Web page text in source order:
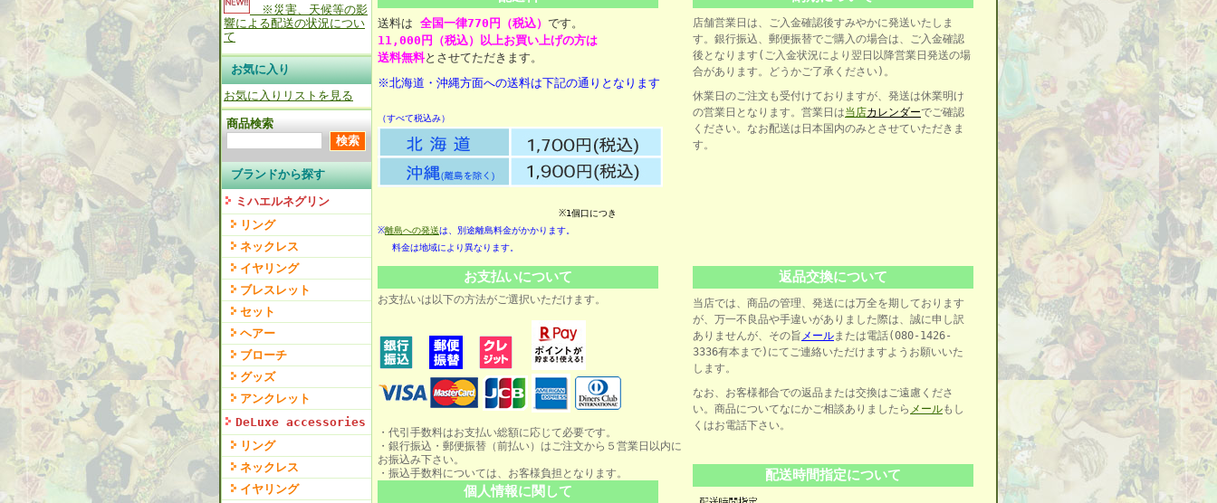
※災害、天候等の影
響による配送の状況につい
て
お気に入り
お気に入りリストを見る
商品検索
ブランドから探す
ミハエルネグリン
リング
ネックレス
イヤリング
ブレスレット
セット
ヘアー
ブローチ
グッズ
アンクレット
DeLuxe accessories
リング
ネックレス
イヤリング
送料は 全国一律770円（税込） です。
11,000円（税込）以上お買い上げの方は
送料無料とさせてただきます。
※北海道・沖縄方面への送料は下記の通りとなります
（すべて税込み）
※1個口につき
※離島への発送は、別途離島料金がかかります。
料金は地域により異なります。
店舗営業日は、ご入金確認後すみやかに発送いたしま
す。銀行振込、郵便振替でご購入の場合は、ご入金確認
後となります(ご入金状況により翌日以降営業日発送の場
合があります。どうかご了承ください)。
休業日のご注文も受付けておりますが、発送は休業明け
の営業日となります。営業日は当店カレンダーでご確認
ください。なお配送は日本国内のみとさせていただきま
す。
お支払いについて
お支払いは以下の方法がご選択いただけます。
・代引手数料はお支払い総額に応じて必要です。
・銀行振込・郵便振替（前払い）はご注文から５営業日以内に
お振込み下さい。
・振込手数料については、お客様負担となります。
個人情報に関して
返品交換について
当店では、商品の管理、発送には万全を期しております
が、万一不良品や手違いがありました際は、誠に申し訳
ありませんが、その旨 メールまたは電話(080-1426-
3336有本まで)にてご連絡いただけますようお願いいた
します。
なお、お客様都合での返品または交換はご遠慮くださ
い。商品についてなにかご相談ありましたら メールもし
くはお電話下さい。
配送時間指定について